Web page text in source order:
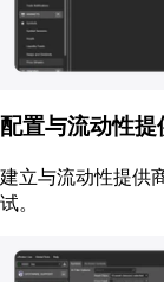
配置与流动性提
建立与流动性提供
试。